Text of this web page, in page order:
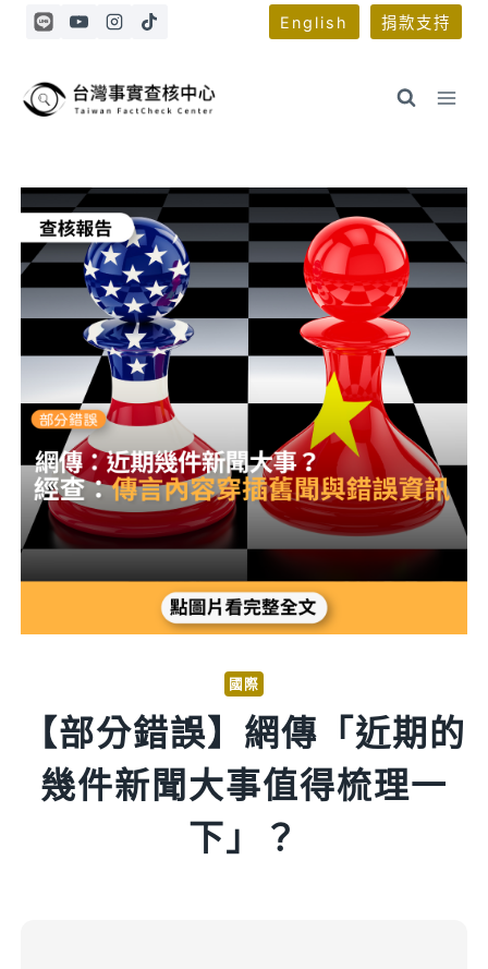
Skip
English 捐款支持
國際
【部分錯誤】網傳「近期的
幾件新聞大事值得梳理一
下」？